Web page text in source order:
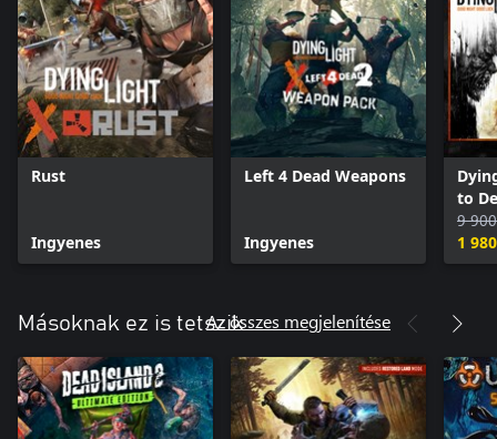
Rust
Ingyenes
Left 4 Dead Weapons
Ingyenes
to
9
1
Másoknak ez is tetszikAz összes megjelenítése